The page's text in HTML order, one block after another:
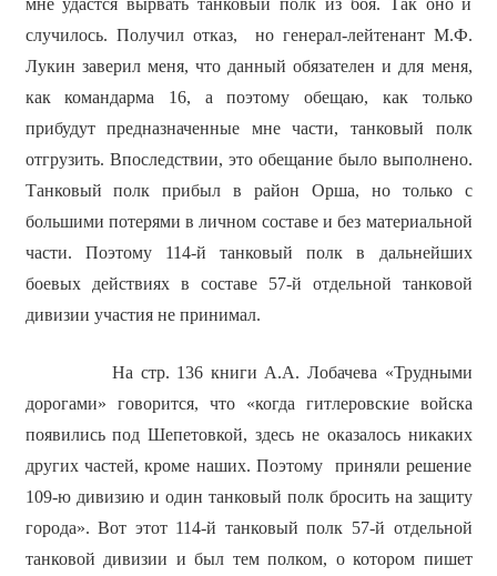
мне удастся вырвать танковый полк из боя. Так оно и
случилось. Получил отказ, но генерал-лейтенант М.Ф.
Лукин заверил меня, что данный обязателен и для меня,
как командарма 16, а поэтому обещаю, как только
прибудут предназначенные мне части, танковый полк
отгрузить. Впоследствии, это обещание было выполнено.
Танковый полк прибыл в район Орша, но только с
большими потерями в личном составе и без материальной
части. Поэтому 114-й танковый полк в дальнейших
боевых действиях в составе 57-й отдельной танковой
дивизии участия не принимал.
На стр. 136 книги А.А. Лобачева «Трудными
дорогами» говорится, что «когда гитлеровские войска
появились под Шепетовкой, здесь не оказалось никаких
других частей, кроме наших. Поэтому приняли решение
109-ю дивизию и один танковый полк бросить на защиту
города». Вот этот 114-й танковый полк 57-й отдельной
танковой дивизии и был тем полком, о котором пишет